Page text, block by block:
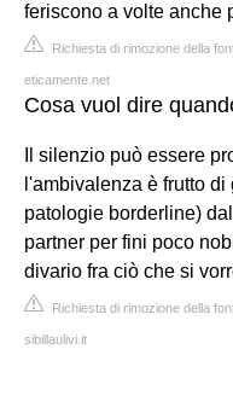
feriscono a volte anche
Richiesta di rimozione della
eticamente.net
Cosa vuol dire
Il silenzio può essere
l'ambivalenza è frutto
patologie borderline)
partner per fini poco
divario fra ciò che si
Richiesta di rimozione della
sibillaulivi.it